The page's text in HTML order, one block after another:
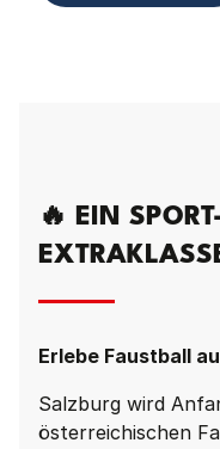
🔥 EIN
Erlebe Faustball
Salzburg wird
österreichischen